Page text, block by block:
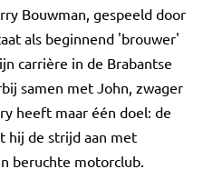
Bouwman, gespeeld door
als beginnend 'brouwer'
carrière in de Brabantse
samen met John, zwager
heeft maar één doel: de
hij de strijd aan met
beruchte motorclub.